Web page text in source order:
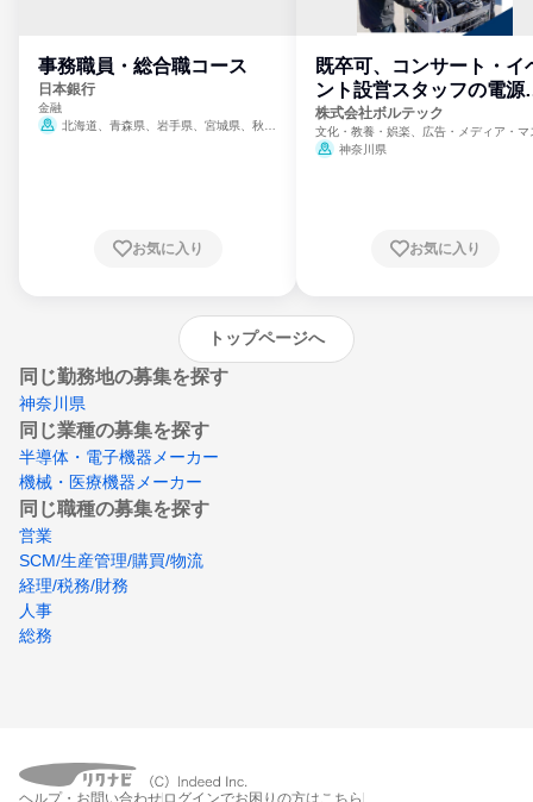
事務職員・総合職コース
日本銀行
金融
北海道、青森県、岩手県、宮城県、秋田
崎県、熊本県、大分県、宮崎県、鹿児島県、
お気に入り
既卒可、コンサート・イ
ント設営スタッフの電源
門
株式会社ボルテック
文化・教養・娯楽、広告・メディア・マ
ミ、電力・ガス・水道・エネルギー
神奈川県
お気に入り
トップページへ
同じ勤務地の募集を探す
神奈川県
同じ業種の募集を探す
半導体・電子機器メーカー
機械・医療機器メーカー
同じ職種の募集を探す
営業
SCM/生産管理/購買/物流
経理/税務/財務
人事
総務
ヘルプ・お問い合わせ ログインでお困りの方はこちら